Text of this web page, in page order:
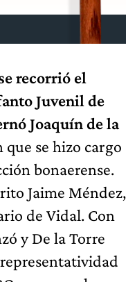
recorrió el
Juvenil de
Joaquín de la
que se hizo cargo
bonaerense.
Jaime Méndez,
de Vidal. Con
y De la Torre